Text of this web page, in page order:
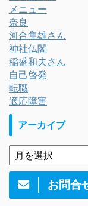
メニュー
奈良
河合隼雄さん
神社仏閣
稲盛和夫さん
自己啓発
転職
適応障害
アーカイブ
お問合